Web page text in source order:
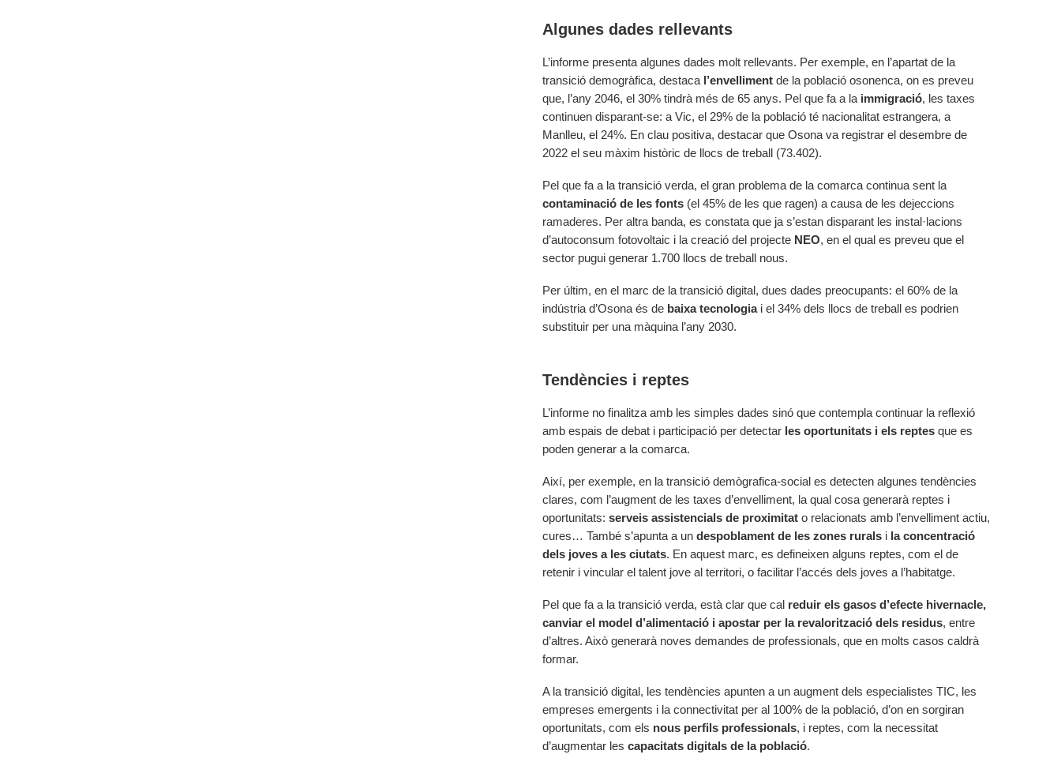
Algunes dades rellevants
L’informe presenta algunes dades molt rellevants. Per exemple, en l’apartat de la
transició demogràfica, destaca l’envelliment de la població osonenca, on es preveu
que, l’any 2046, el 30% tindrà més de 65 anys. Pel que fa a la immigració, les taxes
continuen disparant-se: a Vic, el 29% de la població té nacionalitat estrangera, a
Manlleu, el 24%. En clau positiva, destacar que Osona va registrar el desembre de
2022 el seu màxim històric de llocs de treball (73.402).
Pel que fa a la transició verda, el gran problema de la comarca continua sent la
contaminació de les fonts (el 45% de les que ragen) a causa de les dejeccions
ramaderes. Per altra banda, es constata que ja s’estan disparant les instal·lacions
d’autoconsum fotovoltaic i la creació del projecte NEO, en el qual es preveu que el
sector pugui generar 1.700 llocs de treball nous.
Per últim, en el marc de la transició digital, dues dades preocupants: el 60% de la
indústria d’Osona és de baixa tecnologiai el 34% dels llocs de treball es podrien
substituir per una màquina l’any 2030.
Tendències i reptes
L’informe no finalitza amb les simples dades sinó que contempla continuar la reflexió
amb espais de debat i participació per detectar les oportunitats i els reptes que es
poden generar a la comarca.
Així, per exemple, en la transició demògrafica-social es detecten algunes tendències
clares, com l’augment de les taxes d’envelliment, la qual cosa generarà reptes i
oportunitats: serveis assistencials de proximitat o relacionats amb l’envelliment actiu,
cures… També s’apunta a un despoblament de les zones rurals i la concentració
dels joves a les ciutats. En aquest marc, es defineixen alguns reptes, com el de
retenir i vincular el talent jove al territori, o facilitar l’accés dels joves a l’habitatge.
Pel que fa a la transició verda, està clar que cal reduir els gasos d’efecte hivernacle,
canviar el model d’alimentació i apostar per la revalorització dels residus, entre
d’altres. Això generarà noves demandes de professionals, que en molts casos caldrà
formar.
A la transició digital, les tendències apunten a un augment dels especialistes TIC, les
empreses emergents i la connectivitat per al 100% de la població, d’on en sorgiran
oportunitats, com els nous perfils professionals, i reptes, com la necessitat
d’augmentar les capacitats digitals de la població.